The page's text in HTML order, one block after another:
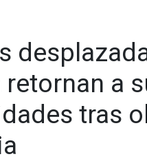
retornan a
tras